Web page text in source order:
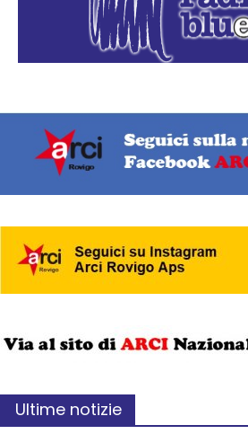
Ultime notizie